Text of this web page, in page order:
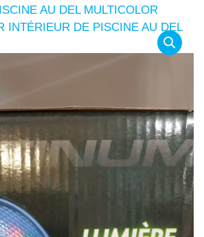
AU DEL MULTICOLOR